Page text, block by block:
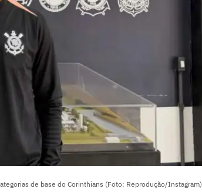
de base do Corinthians (Foto: Reprodução/Instagram)